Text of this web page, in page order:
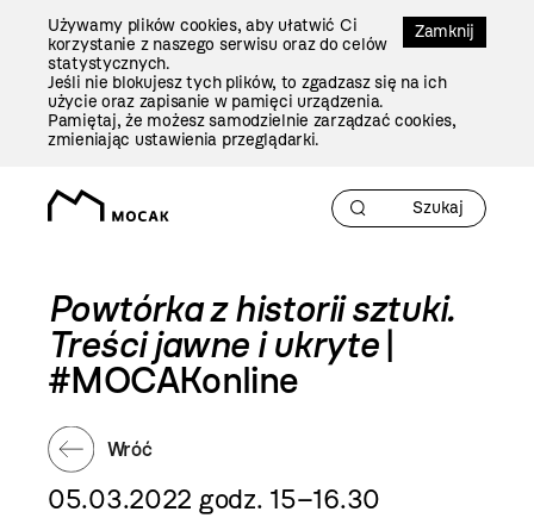
Zamknij
Używamy plików cookies, aby ułatwić Ci
korzystanie z naszego serwisu oraz do celów
statystycznych.
Jeśli nie blokujesz tych plików, to zgadzasz się na ich
użycie oraz zapisanie w pamięci urządzenia.
Pamiętaj, że możesz samodzielnie zarządzać cookies,
zmieniając ustawienia przeglądarki.
Powtórka z historii sztuki.
Treści jawne i ukryte|
#MOCAKonline
Wróć
05.03.2022 godz. 15–16.30